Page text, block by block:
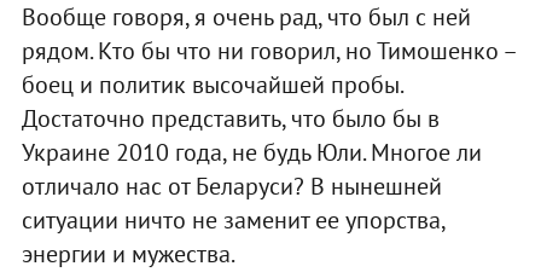
Вообще говоря, я очень рад, что был с ней
рядом. Кто бы что ни говорил, но Тимошенко –
боец и политик высочайшей пробы.
Достаточно представить, что было бы в
Украине 2010 года, не будь Юли. Многое ли
отличало нас от Беларуси? В нынешней
ситуации ничто не заменит ее упорства,
энергии и мужества.